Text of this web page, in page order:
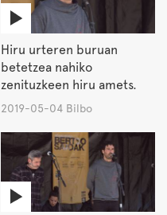
Hiru urteren buruan
betetzea nahiko
zenituzkeen hiru amets.
2019-05-04 Bilbo